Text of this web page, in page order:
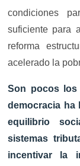
condiciones
suficiente para
reforma
acelerado la
Son pocos los
democracia ha
equilibrio
sistemas
incentivar la